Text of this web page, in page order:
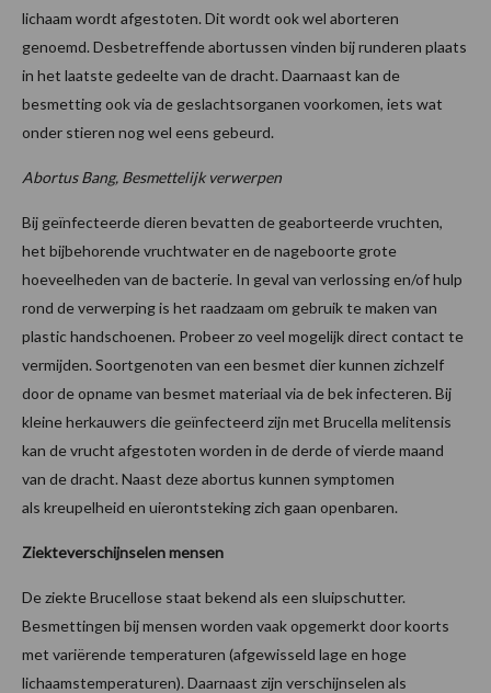
lichaam wordt afgestoten. Dit wordt ook wel aborteren
genoemd. Desbetreffende abortussen vinden bij runderen plaats
in het laatste gedeelte van de dracht. Daarnaast kan de
besmetting ook via de geslachtsorganen voorkomen, iets wat
onder stieren nog wel eens gebeurd.
Abortus Bang, Besmettelijk verwerpen
Bij geïnfecteerde dieren bevatten de geaborteerde vruchten,
het bijbehorende vruchtwater en de nageboorte grote
hoeveelheden van de bacterie. In geval van verlossing en/of hulp
rond de verwerping is het raadzaam om gebruik te maken van
plastic handschoenen. Probeer zo veel mogelijk direct contact te
vermijden. Soortgenoten van een besmet dier kunnen zichzelf
door de opname van besmet materiaal via de bek infecteren. Bij
kleine herkauwers die geïnfecteerd zijn met Brucella melitensis
kan de vrucht afgestoten worden in de derde of vierde maand
van de dracht. Naast deze abortus kunnen symptomen
als kreupelheid en uierontsteking zich gaan openbaren.
Ziekteverschijnselen mensen
De ziekte Brucellose staat bekend als een sluipschutter.
Besmettingen bij mensen worden vaak opgemerkt door koorts
met variërende temperaturen (afgewisseld lage en hoge
lichaamstemperaturen). Daarnaast zijn verschijnselen als